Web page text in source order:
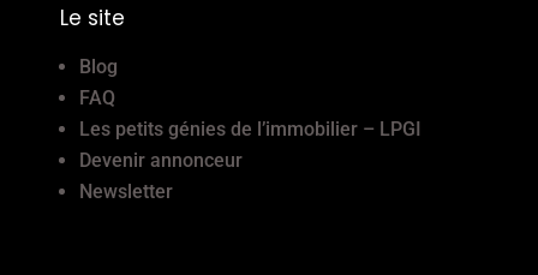
Le site
Blog
FAQ
Les petits génies de l’immobilier – LPGI
Devenir annonceur
Newsletter